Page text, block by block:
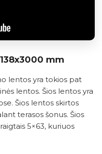
mm
lentos yra tokios pat
lentos. Šios lentos yra
Šios lentos skirtos
terasos šonus. Šios
5×63, kuriuos